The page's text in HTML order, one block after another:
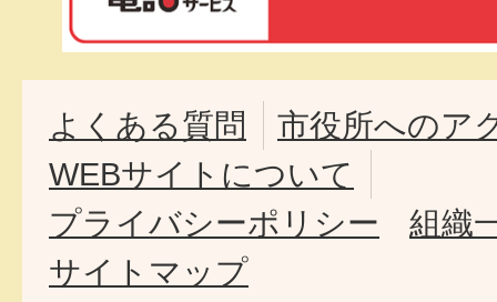
よくある質問
市役所へのア
WEBサイトについて
プライバシーポリシー
組織
サイトマップ